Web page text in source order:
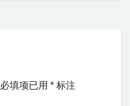
必填项已用 * 标注